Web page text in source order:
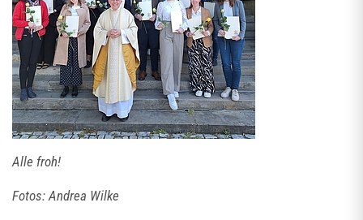
Alle froh!
Fotos: Andrea Wilke